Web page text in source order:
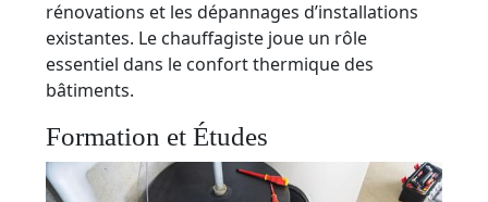
rénovations et les dépannages d’installations
existantes. Le chauffagiste joue un rôle
essentiel dans le confort thermique des
bâtiments.
Formation et Études